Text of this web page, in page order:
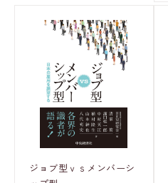
ジョブ型ｖｓメンバーシ